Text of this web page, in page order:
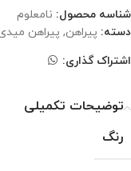
شناسه محصول: نامعلوم
دسته: پیراهن, پیراهن
اشتراک گذاری:
توضیحات تکمیلی
رنگ